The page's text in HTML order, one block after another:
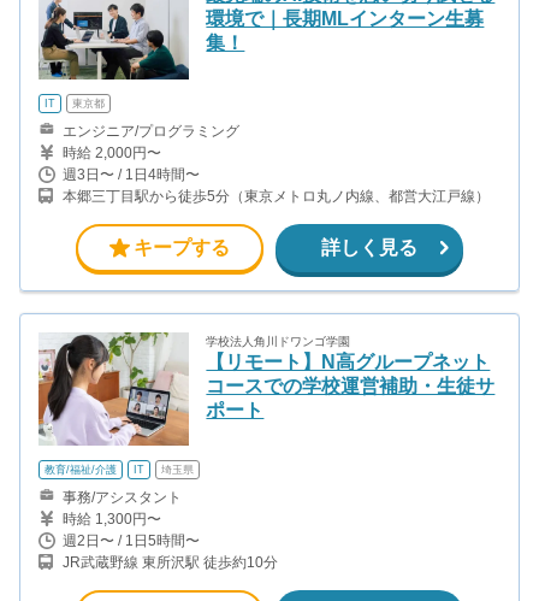
環境で｜長期MLインターン生募
集！
IT 東京都
エンジニア/プログラミング
時給 2,000円〜
週3日〜 / 1日4時間〜
本郷三丁目駅から徒歩5分（東京メトロ丸ノ内線、都営大江戸線）
キープする 詳しく見る
学校法人角川ドワンゴ学園
【リモート】N高グループネット
コースでの学校運営補助・生徒サ
ポート
教育/福祉/介護 IT 埼玉県
事務/アシスタント
時給 1,300円〜
週2日〜 / 1日5時間〜
JR武蔵野線 東所沢駅 徒歩約10分